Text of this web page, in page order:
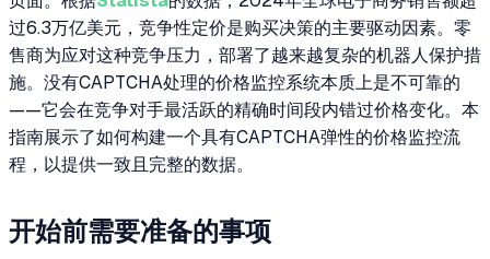
过6.3万亿美元，竞争性定价是购买决策的主要驱动因素。零
售商为应对这种竞争压力，部署了越来越复杂的机器人保护措
施。没有CAPTCHA处理的价格监控系统本质上是不可靠的
——它会在竞争对手最活跃的精确时间段内错过价格变化。本
指南展示了如何构建一个具有CAPTCHA弹性的价格监控流
程，以提供一致且完整的数据。
开始前需要准备的事项